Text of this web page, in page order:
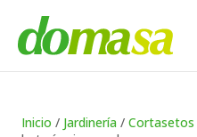
productos
Inicio / Jardinería / Cortasetos